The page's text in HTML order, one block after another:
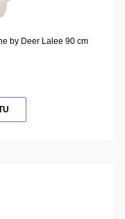
by Deer Lalee 90 cm